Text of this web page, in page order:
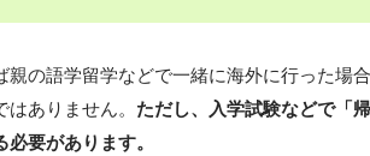
親の語学留学などで一緒に海外に行った場
ありません。 ただし、入学試験などで「
要があります。